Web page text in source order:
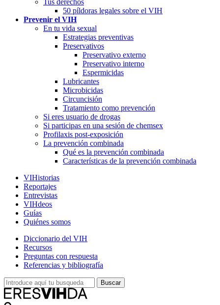
Tus derechos
50 píldoras legales sobre el VIH
Prevenir el VIH
En tu vida sexual
Estrategias preventivas
Preservativos
Preservativo externo
Preservativo interno
Espermicidas
Lubricantes
Microbicidas
Circuncisión
Tratamiento como prevención
Si eres usuario de drogas
Si participas en una sesión de chemsex
Profilaxis post-exposición
La prevención combinada
Qué es la prevención combinada
Características de la prevención combinada
VIHistorias
Reportajes
Entrevistas
VIHdeos
Guías
Quiénes somos
Diccionario del VIH
Recursos
Preguntas con respuesta
Referencias y bibliografía